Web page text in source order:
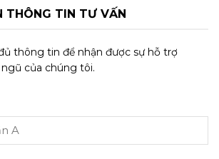
THÔNG TIN TƯ VẤN
thông tin để nhận được sự hỗ trợ
của chúng tôi.